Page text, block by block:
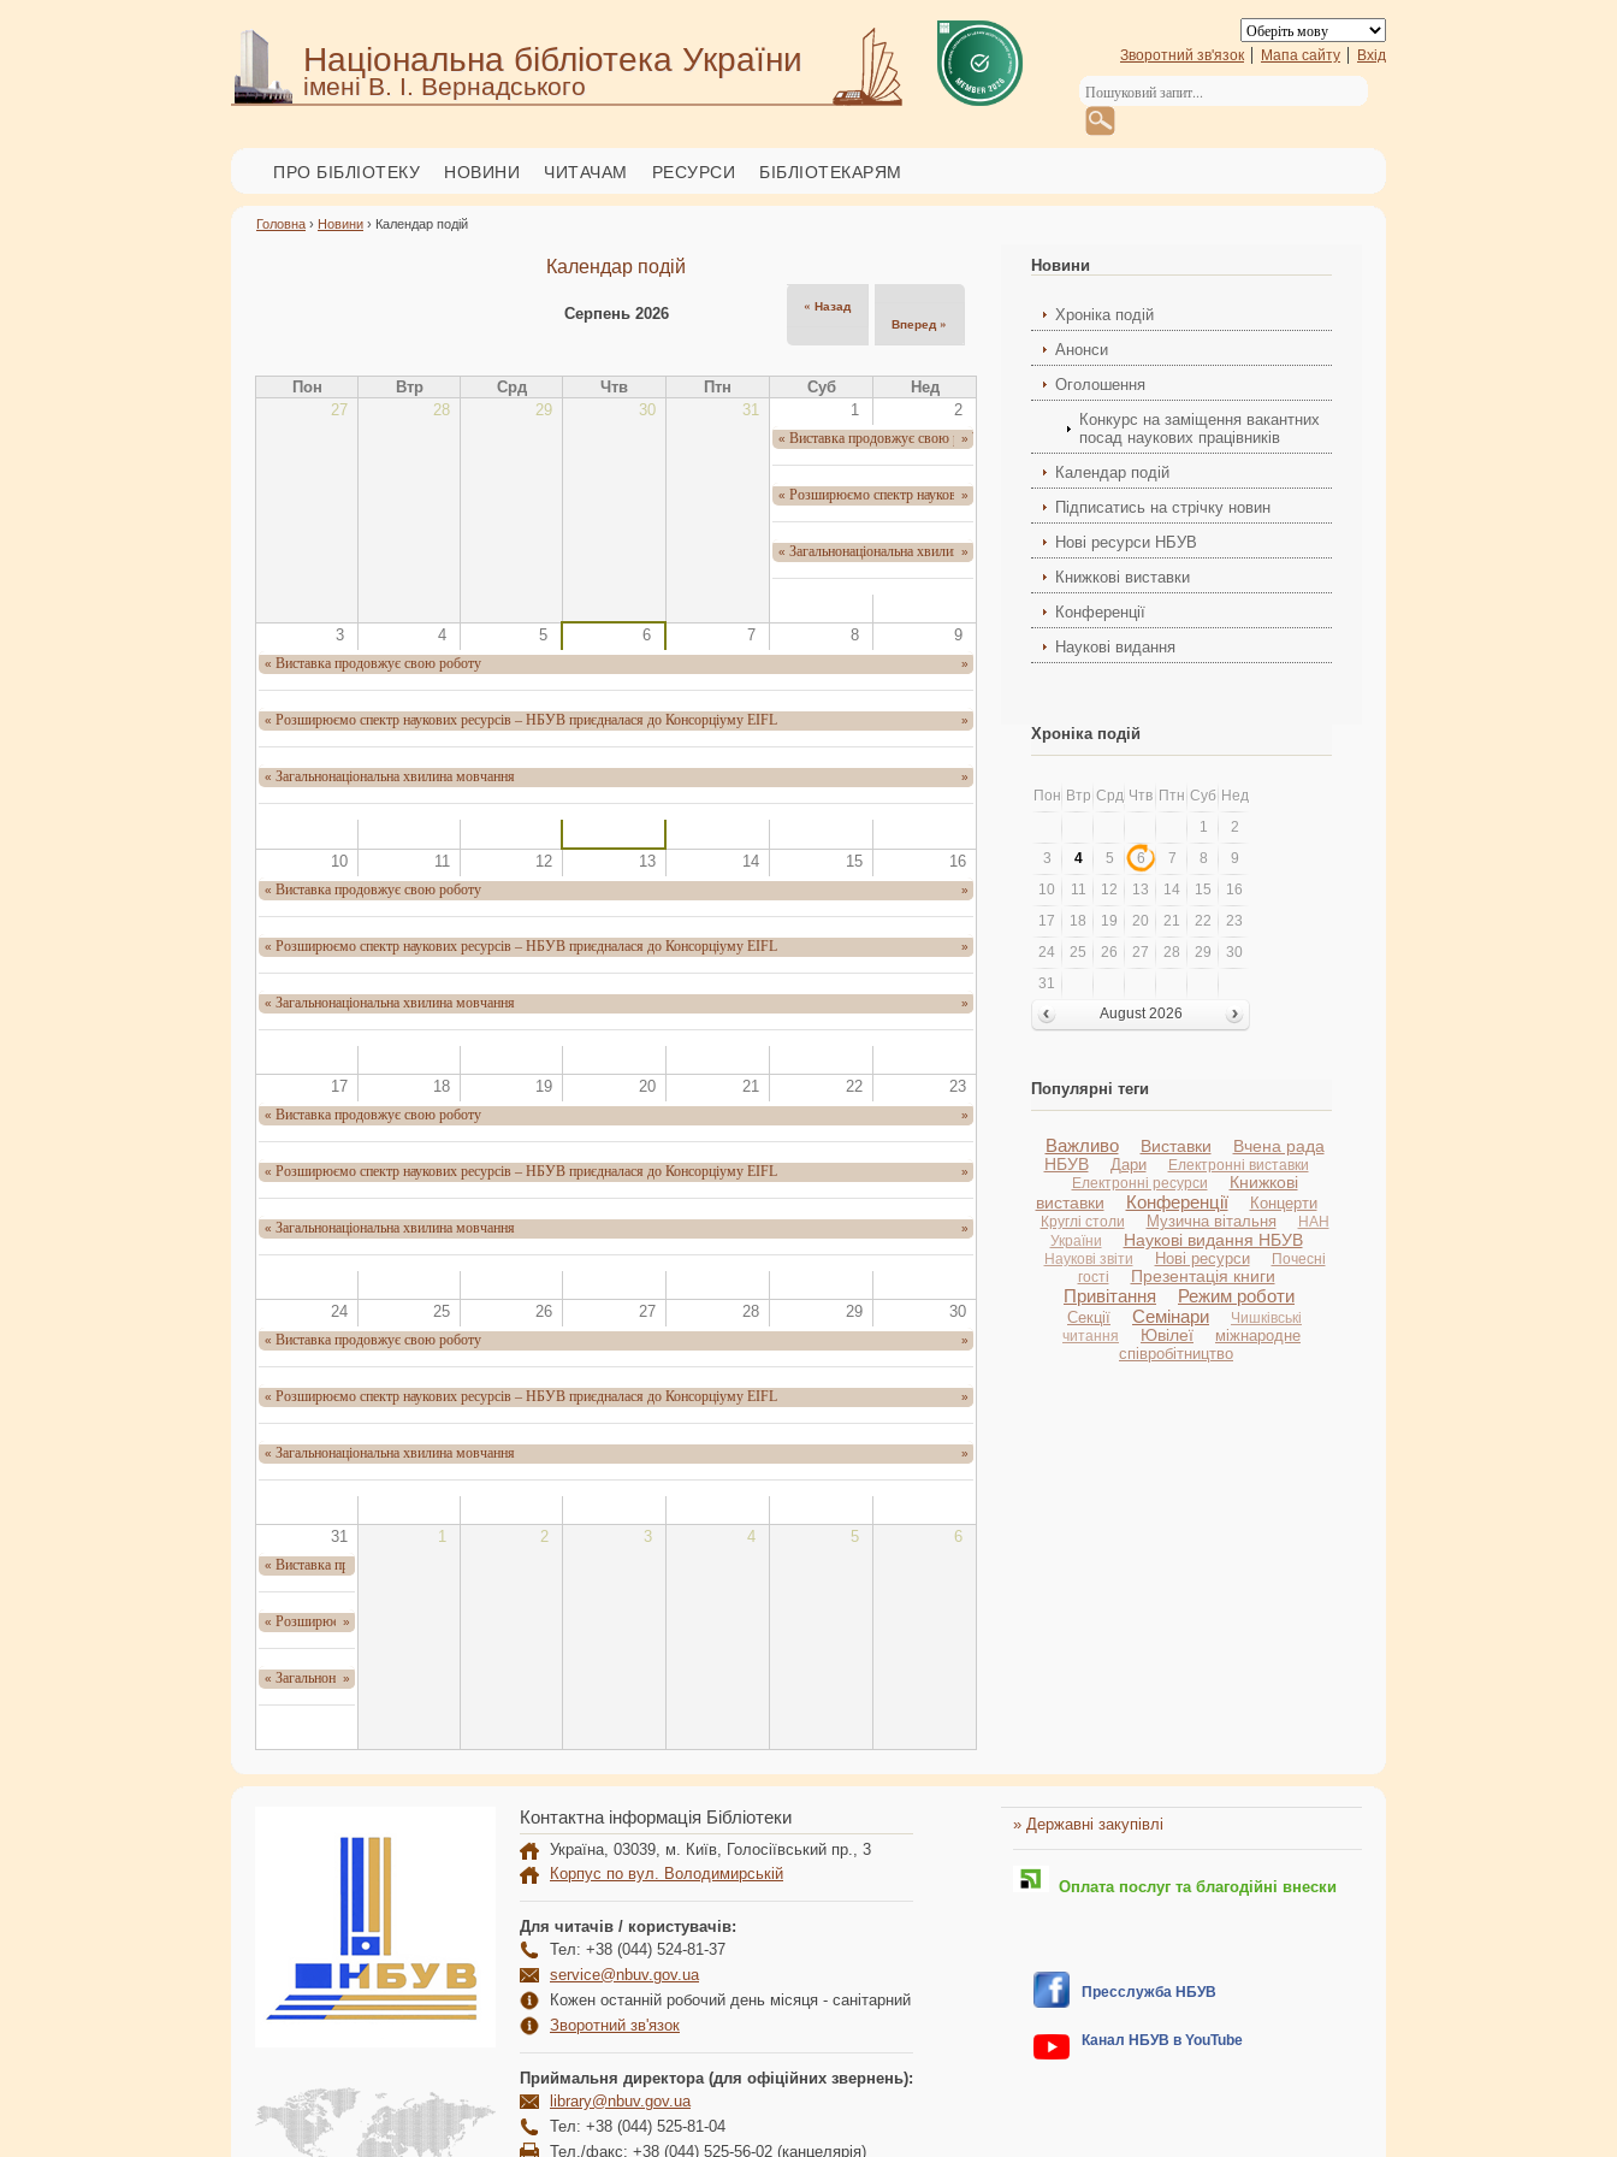
Національна бібліотека України
імені В. І. Вернадського
Зворотний зв'язок Мапа сайту Вхід
ПРО БІБЛІОТЕКУ НОВИНИ ЧИТАЧАМ РЕСУРСИ БІБЛІОТЕКАРЯМ
Головна › Новини › Календар подій
Календар подій
Серпень 2026
« Назад
Вперед »
Пон Втр Срд Чтв Птн Суб
Нед
27
28 29 30 31 1 2
« Виставка продовжує свою роботу
»
« Розширюємо спектр наукових ресурсів – НБУВ приєдналася до Консорціуму EIFL
»
« Загальнонаціональна хвилина мовчання
»
3 4 5 6 7 8 9
« Виставка продовжує свою роботу »
« Розширюємо спектр наукових ресурсів – НБУВ приєдналася до Консорціуму EIFL »
« Загальнонаціональна хвилина мовчання »
10 11 12 13 14 15 16
« Виставка продовжує свою роботу »
« Розширюємо спектр наукових ресурсів – НБУВ приєдналася до Консорціуму EIFL »
« Загальнонаціональна хвилина мовчання »
17 18 19 20 21 22 23
« Виставка продовжує свою роботу »
« Розширюємо спектр наукових ресурсів – НБУВ приєдналася до Консорціуму EIFL »
« Загальнонаціональна хвилина мовчання »
24 25 26 27 28 29 30
« Виставка продовжує свою роботу »
« Розширюємо спектр наукових ресурсів – НБУВ приєдналася до Консорціуму EIFL »
« Загальнонаціональна хвилина мовчання »
31 1 2 3 4 5 6
« Виставка продовжує свою роботу
« Розширюємо спектр наукових ресурсів – НБУВ приєдналася до Консорціуму EIFL
»
« Загальнонаціональна хвилина мовчання
»
Новини
Хроніка подій
Анонси
Оголошення
Конкурс на заміщення вакантних
посад наукових працівників
Календар подій
Підписатись на стрічку новин
Нові ресурси НБУВ
Книжкові виставки
Конференції
Наукові видання
Хроніка подій
Пон Втр Срд Чтв Птн Суб Нед
1
2
3
4 5 6 7 8
9
10
11 12 13 14 15
16
17
18 19 20 21 22
23
24
25 26 27 28 29
30
31
August 2026
Популярні теги
Важливо Виставки
Вчена рада
НБУВ
Дари
Електронні виставки
Електронні ресурси
Книжкові
виставки
Конференції Концерти
Круглі столи Музична вітальня
НАН
України
Наукові видання НБУВ
Наукові звіти Нові ресурси
Почесні
гості
Презентація книги
Привітання Режим роботи
Секції Семінари
Чишківські
читання
Ювілеї
міжнародне
співробітництво
Контактна інформація Бібліотеки
Україна, 03039, м. Київ, Голосіївський пр., 3
Корпус по вул. Володимирській
Для читачів / користувачів:
Тел: +38 (044) 524-81-37
service@nbuv.gov.ua
Кожен останній робочий день місяця - санітарний
Зворотний зв'язок
Приймальня директора (для офіційних звернень):
library@nbuv.gov.ua
Тел: +38 (044) 525-81-04
Тел./факс: +38 (044) 525-56-02 (канцелярія)
» Державні закупівлі
Оплата послуг та благодійні внески
Пресслужба НБУВ
Канал НБУВ в YouTube